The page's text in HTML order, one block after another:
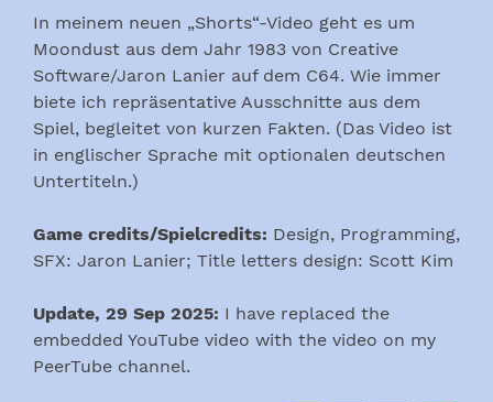
In meinem neuen „Shorts“-Video geht es um
Moondust aus dem Jahr 1983 von Creative
Software/Jaron Lanier auf dem C64. Wie immer
biete ich repräsentative Ausschnitte aus dem
Spiel, begleitet von kurzen Fakten. (Das Video ist
in englischer Sprache mit optionalen deutschen
Untertiteln.)
Game credits/Spielcredits: Design, Programming,
SFX: Jaron Lanier; Title letters design: Scott Kim
Update, 29 Sep 2025: I have replaced the
embedded YouTube video with the video on my
PeerTube channel.